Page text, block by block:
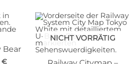
Bear
€
NICHT VORRÄTIG